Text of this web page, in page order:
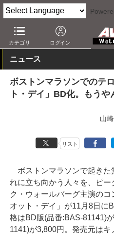
カテゴリ ログイン
AV Watch コンテンツ・サービス
ニュース
ボストンマラソンでのテ
ト・デイ」BD化。もう
山
リスト
ボストンマラソンで起きた
れに立ち向かう人々を、ピ
ク・ウォールバーグ主演の
オット・デイ」が11月8日に
格はBD版(品番:BAS-81141)
1141)が3,800円。発売元は